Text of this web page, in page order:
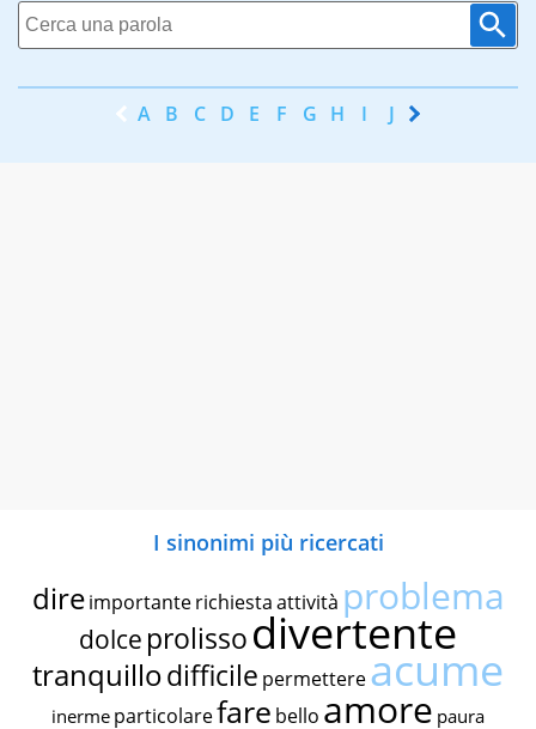
A B C D E F G H I J K
I sinonimi più ricercati
dire importante richiestaattività problema
dolce prolissodivertente
tranquillodifficile permettereacume
inerme particolarefare bello amore paura